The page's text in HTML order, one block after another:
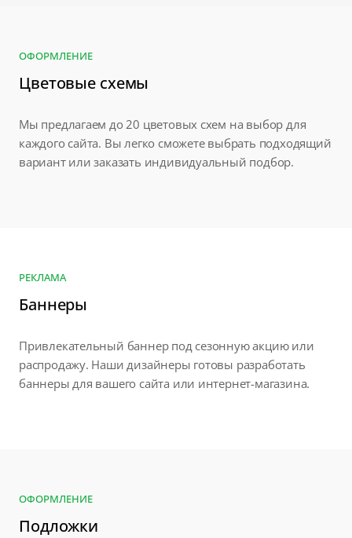
ОФОРМЛЕНИЕ
Цветовые схемы
Мы предлагаем до 20 цветовых схем на выбор для
каждого сайта. Вы легко сможете выбрать подходящий
вариант или заказать индивидуальный подбор.
РЕКЛАМА
Баннеры
Привлекательный баннер под сезонную акцию или
распродажу. Наши дизайнеры готовы разработать
баннеры для вашего сайта или интернет-магазина.
ОФОРМЛЕНИЕ
Подложки